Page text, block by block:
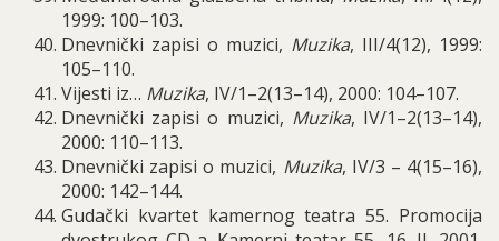
1999: 100–103.
Dnevnički zapisi o muzici, Muzika, III/4(12), 1999:
105–110.
Vijesti iz… Muzika, IV/1–2(13–14), 2000: 104–107.
Dnevnički zapisi o muzici, Muzika, IV/1–2(13–14),
2000: 110–113.
Dnevnički zapisi o muzici, Muzika, IV/3 – 4(15–16),
2000: 142–144.
Gudački kvartet kamernog teatra 55. Promocija